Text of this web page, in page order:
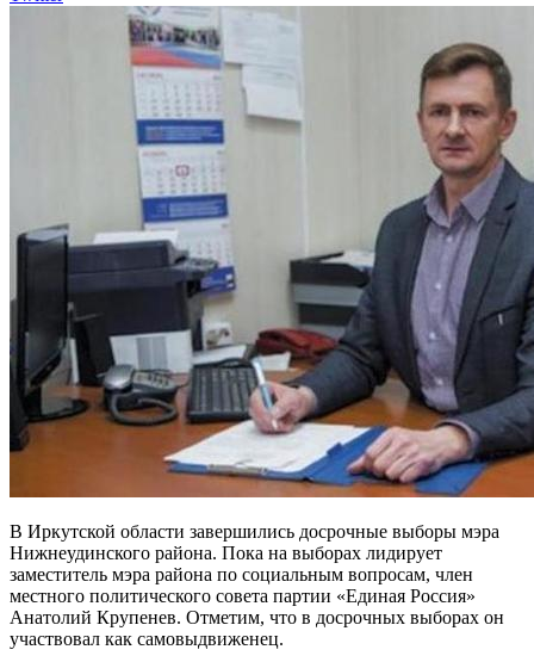
В Иркутской области завершились досрочные выборы мэра
Нижнеудинского района. Пока на выборах лидирует
заместитель мэра района по социальным вопросам, член
местного политического совета партии «Единая Россия»
Анатолий Крупенев. Отметим, что в досрочных выборах он
участвовал как самовыдвиженец.